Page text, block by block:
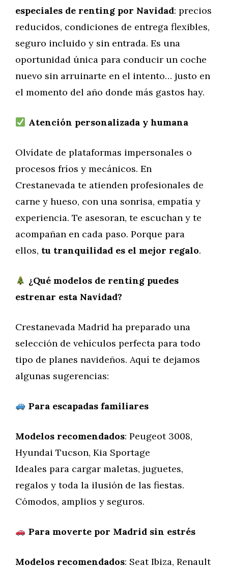
especiales de renting por Navidad: precios
reducidos, condiciones de entrega flexibles,
seguro incluido y sin entrada. Es una
oportunidad única para conducir un coche
nuevo sin arruinarte en el intento… justo en
el momento del año donde más gastos hay.
Atención personalizada y humana
Olvídate de plataformas impersonales o
procesos fríos y mecánicos. En
Crestanevada te atienden profesionales de
carne y hueso, con una sonrisa, empatía y
experiencia. Te asesoran, te escuchan y te
acompañan en cada paso. Porque para
ellos, tu tranquilidad es el mejor regalo.
¿Qué modelos de renting puedes
estrenar esta Navidad?
Crestanevada Madrid ha preparado una
selección de vehículos perfecta para todo
tipo de planes navideños. Aquí te dejamos
algunas sugerencias:
Para escapadas familiares
Modelos recomendados: Peugeot 3008,
Hyundai Tucson, Kia Sportage
Ideales para cargar maletas, juguetes,
regalos y toda la ilusión de las fiestas.
Cómodos, amplios y seguros.
Para moverte por Madrid sin estrés
Modelos recomendados: Seat Ibiza, Renault